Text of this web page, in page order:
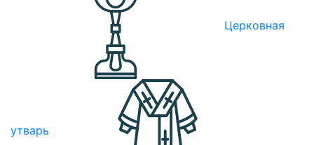
Церковная
утварь